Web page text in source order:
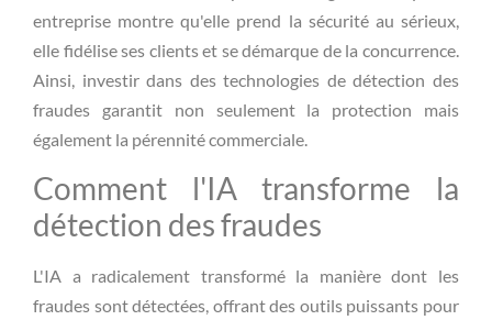
entreprise montre qu'elle prend la sécurité au sérieux,
elle fidélise ses clients et se démarque de la concurrence.
Ainsi, investir dans des technologies de détection des
fraudes garantit non seulement la protection mais
également la pérennité commerciale.
Comment l'IA transforme la
détection des fraudes
L'IA a radicalement transformé la manière dont les
fraudes sont détectées, offrant des outils puissants pour